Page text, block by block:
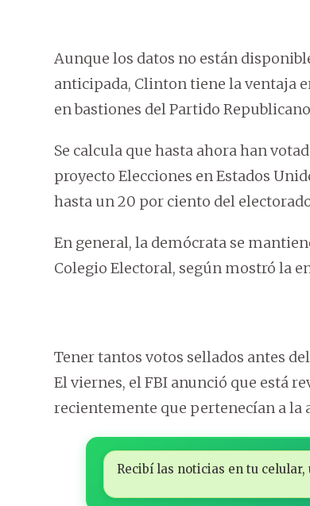
Aunque los datos no están
anticipada, Clinton tiene la ventaja
en bastiones del Partido
Se calcula que hasta ahora han
proyecto Elecciones en Estados
hasta un 20 por ciento del
En general, la demócrata se
Colegio Electoral, según mostró la
Tener tantos votos sellados antes
El viernes, el FBI anunció que está
recientemente que pertenecían a la
Recibí las noticias en tu